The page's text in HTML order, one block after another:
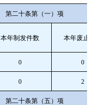
第二十条第（一）项
本年制发件数 本年废止件
0 0
0 2
第二十条第（五）项